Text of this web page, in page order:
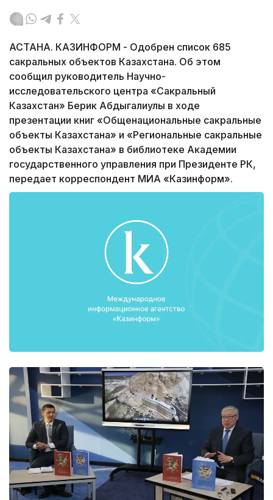
АСТАНА. КАЗИНФОРМ - Одобрен список 685
сакральных объектов Казахстана. Об этом
сообщил руководитель Научно-
исследовательского центра «Сакральный
Казахстан» Берик Абдыгалиулы в ходе
презентации книг «Общенациональные сакральные
объекты Казахстана» и «Региональные сакральные
объекты Казахстана» в библиотеке Академии
государственного управления при Президенте РК,
передает корреспондент МИА «Казинформ».